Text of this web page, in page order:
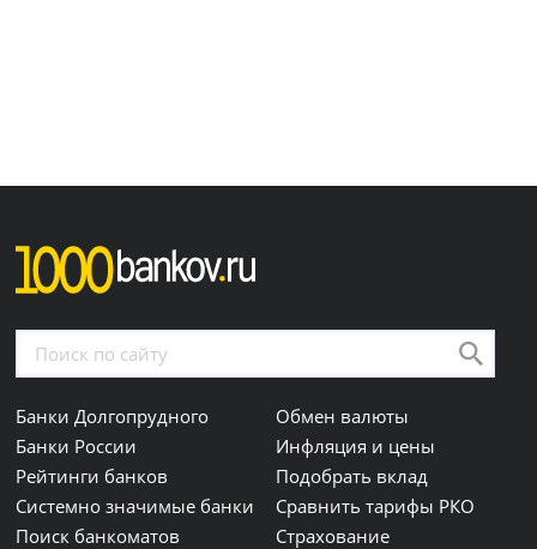
Банки Долгопрудного
Банки России
Рейтинги банков
Системно значимые банки
Поиск банкоматов
Обмен валюты
Инфляция и цены
Подобрать вклад
Сравнить тарифы РКО
Страхование